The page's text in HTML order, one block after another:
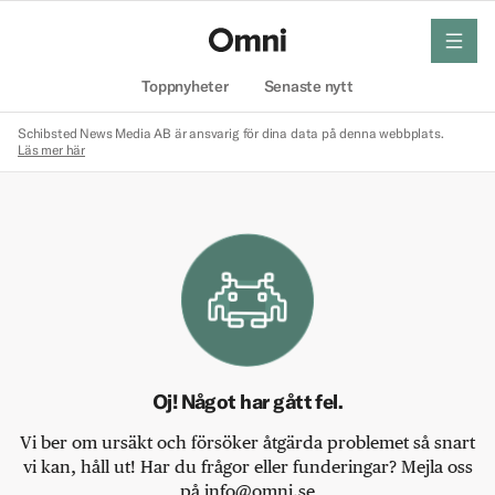
Toppnyheter Senaste nytt
meny
Schibsted News Media AB är ansvarig för dina data på denna webbplats.
Läs mer här
Oj! Något har gått fel.
Vi ber om ursäkt och försöker åtgärda problemet så snart
vi kan, håll ut! Har du frågor eller funderingar? Mejla oss